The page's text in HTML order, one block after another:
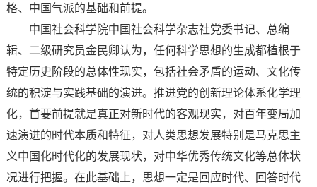
格、中国气派的基础和前提。
中国社会科学院中国社会科学杂志社党委书记、总编
辑、二级研究员金民卿认为，任何科学思想的生成都植根于
特定历史阶段的总体性现实，包括社会矛盾的运动、文化传
统的积淀与实践基础的演进。推进党的创新理论体系化学理
化，首要前提就是真正对新时代的客观现实，对百年变局加
速演进的时代本质和特征，对人类思想发展特别是马克思主
义中国化时代化的发展现状，对中华优秀传统文化等总体状
况进行把握。在此基础上，思想一定是回应时代、回答时代